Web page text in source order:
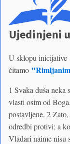
Ujedinjeni
U sklopu inicijative
čitamo
1 Svaka duša neka
vlasti osim od
postavljene. 2
odredbi protivi; a
Vladari naime nisu